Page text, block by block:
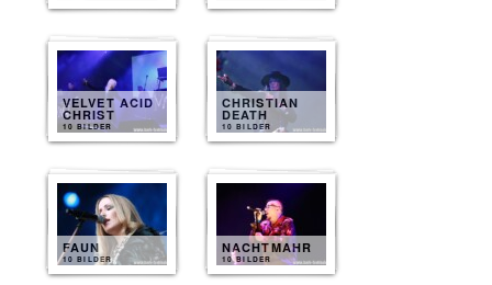
VELVET ACID
CHRIST
10 BILDER
CHRISTIAN
DEATH
10 BILDER
FAUN
10 BILDER
NACHTMAHR
10 BILDER